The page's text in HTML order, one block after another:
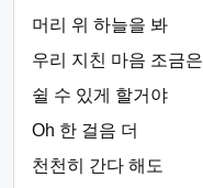
머리 위 하늘을 봐
우리 지친 마음 조금은
쉴 수 있게 할거야
Oh 한 걸음 더
천천히 간다 해도